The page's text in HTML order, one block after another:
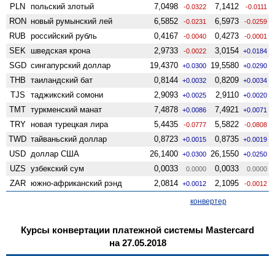
PLN польский злотый 7,0498 -0.0322 7,1412 -0.0111
RON новый румынский лей 6,5852 -0.0231 6,5973 -0.0259
RUB российский рубль 0,4167 -0.0040 0,4273 -0.0001
SEK шведская крона 2,9733 -0.0022 3,0154 +0.0184
SGD сингапурский доллар 19,4370 +0.0300 19,5580 +0.0290
THB таиландский бат 0,8144 +0.0032 0,8209 +0.0034
TJS таджикский сомони 2,9093 +0.0025 2,9110 +0.0020
TMT туркменский манат 7,4878 +0.0086 7,4921 +0.0071
TRY новая турецкая лира 5,4435 -0.0777 5,5822 -0.0808
TWD тайваньский доллар 0,8723 +0.0015 0,8735 +0.0019
USD доллар США 26,1400 +0.0300 26,1550 +0.0250
UZS узбекский сум 0,0033 0.0000 0,0033 0.0000
ZAR южно-африканский рэнд 2,0814 +0.0012 2,1095 -0.0012
конвертер
Курсы конвертации платежной системы Mastercard
на 27.05.2018